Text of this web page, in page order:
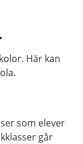
Här kan
som elever
går